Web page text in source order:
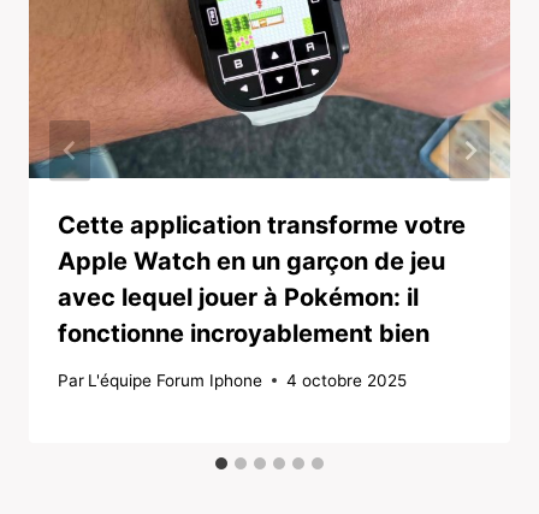
Cette application transforme votre
Apple Watch en un garçon de jeu
avec lequel jouer à Pokémon: il
fonctionne incroyablement bien
Par L'équipe Forum Iphone 4 octobre 2025